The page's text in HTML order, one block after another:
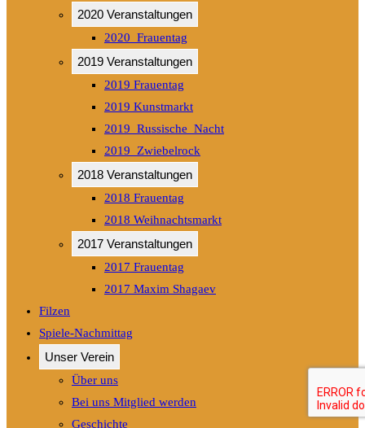
2020 Veranstaltungen
2020_Frauentag
2019 Veranstaltungen
2019 Frauentag
2019 Kunstmarkt
2019_Russische_Nacht
2019_Zwiebelrock
2018 Veranstaltungen
2018 Frauentag
2018 Weihnachtsmarkt
2017 Veranstaltungen
2017 Frauentag
2017 Maxim Shagaev
Filzen
Spiele-Nachmittag
Unser Verein
Über uns
Bei uns Mitglied werden
Geschichte